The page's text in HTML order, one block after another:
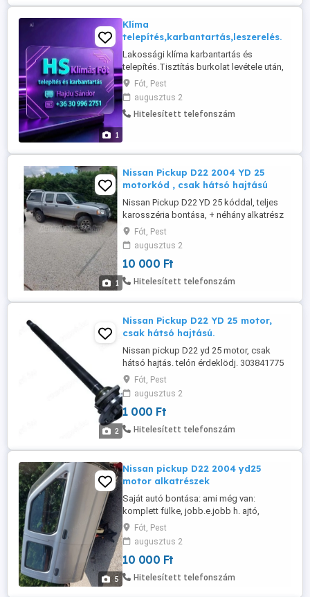
is ...
1
Klíma
telepítés,karbantartás,leszerelés.
Lakossági klíma karbantartás és
telepítés.Tisztítás burkolat levétele után,
vegyszeres magasnyomású vízzel
mosózsák használatával történik,azután
forrógőzös technikával fertőtlenítés,
levegővel szárítás és összeszerelés.
Fót, Pest
augusztus 2
Hitelesített telefonszám
1
Nissan Pickup D22 2004 YD 25
motorkód , csak hátsó hajtású
Nissan Pickup D22 YD 25 kóddal, teljes
karosszéria bontása, + néhány alkatrész
még van belőle
Fót, Pest
augusztus 2
10 000 Ft
Hitelesített telefonszám
2
Nissan Pickup D22 YD 25 motor,
csak hátsó hajtású.
Nissan pickup D22 yd 25 motor, csak
hátsó hajtás. telón érdeklödj. 303841775
Fót, Pest
augusztus 2
1 000 Ft
Hitelesített telefonszám
5
Nissan pickup D22 2004 yd25
motor alkatrészek
Saját autó bontása: ami még van:
komplett fülke, jobb.e.jobb h. ajtó,
főfékhenger Tk főés
munkahenger,kormánylégzsák, 4 db kpl
biztonsági öv és ajtókéder, vonóhorog,
fütés radiátor, kormánykapcsolók, torziós
rudak (csak hátsó hajtású) diffi,
Fót, Pest
augusztus 2
10 000 Ft
Hitelesített telefonszám